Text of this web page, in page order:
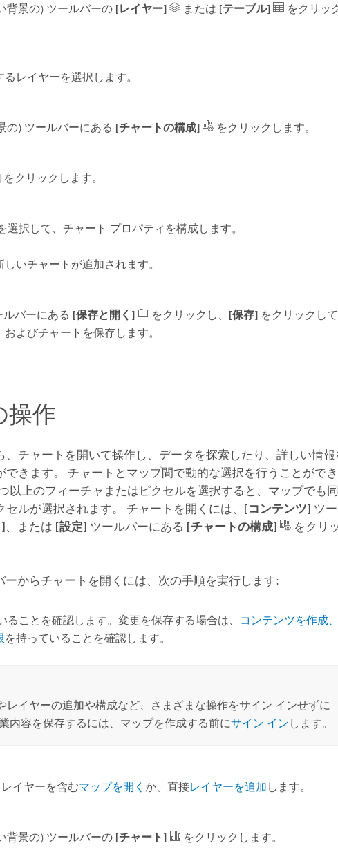
背景の) ツールバーの [レイヤー] または [テーブル]
をクリッ
レイヤーを選択します。
の) ツールバーにある [チャートの構成] をクリックします。
をクリックします。
選択して、チャート プロパティを構成します。
いチャートが追加されます。
ルバーにある [保存と開く] をクリックし、 [保存] をクリックし
よびチャートを保存します。
操作
、チャートを開いて操作し、データを探索したり、詳しい情報
できます。 チャートとマップ間で動的な選択を行うことができ
以上のフィーチャまたはピクセルを選択すると、マップでも
ルが選択されます。 チャートを開くには、 [コンテンツ] ツ
、または [設定] ツールバーにある [チャートの構成]
をクリ
ーからチャートを開くには、次の手順を実行します:
ることを確認します。変更を保存する場合は、 コンテンツを作成
を持っていることを確認します。
レイヤーの追加や構成など、さまざまな操作をサイン インせずに
内容を保存するには、マップを作成する前にサイン イン します。
イヤーを含むマップを開くか、直接レイヤーを追加 します。
背景の) ツールバーの [チャート] をクリックします。